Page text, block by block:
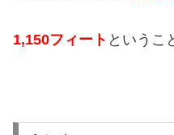
1,150フィート というこ